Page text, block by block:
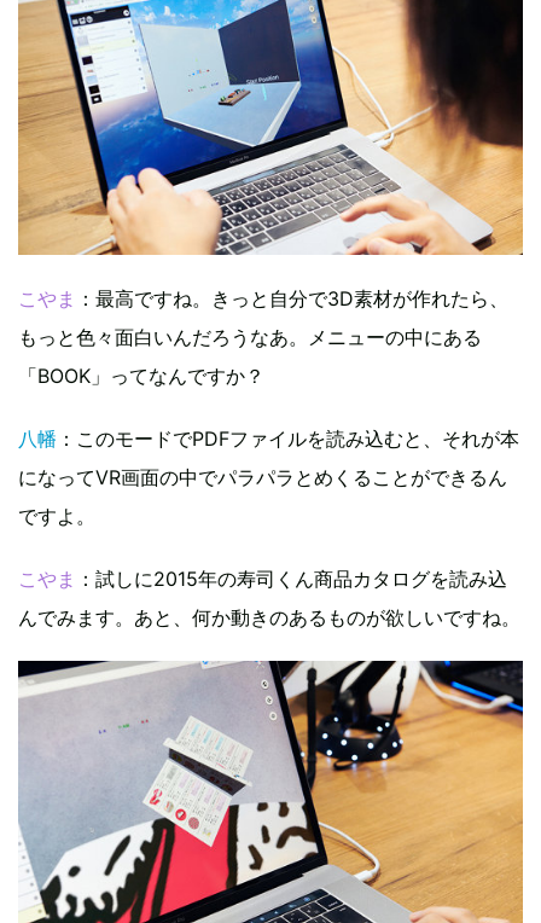
こやま ：最高ですね。きっと自分で3D素材が作れたら、
もっと色々面白いんだろうなあ。メニューの中にある
「BOOK」ってなんですか？
八幡 ：このモードでPDFファイルを読み込むと、それが本
になってVR画面の中でパラパラとめくることができるん
ですよ。
こやま ：試しに2015年の寿司くん商品カタログを読み込
んでみます。あと、何か動きのあるものが欲しいですね。